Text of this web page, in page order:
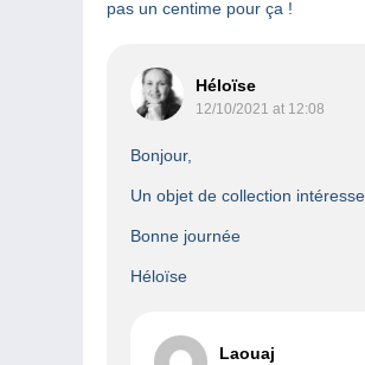
pas un centime pour ça !
Héloïse
12/10/2021 at 12:08
Bonjour,
Un objet de collection
Bonne journée
Héloïse
Laouaj